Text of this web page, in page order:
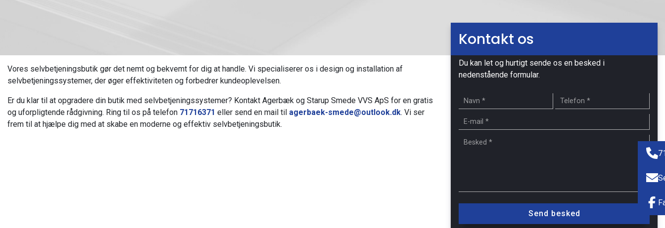
Vores selvbetjeningsbutik gør det nemt og bekvemt for dig at handle. Vi specialiserer os i design og installation af
selvbetjeningssystemer, der øger effektiviteten og forbedrer kundeoplevelsen.
Er du klar til at opgradere din butik med selvbetjeningssystemer? Kontakt Agerbæk og Starup Smede VVS ApS for en gratis
og uforpligtende rådgivning. Ring til os på telefon 71716371 eller send en mail til agerbaek-smede@outlook.dk. Vi ser
frem til at hjælpe dig med at skabe en moderne og effektiv selvbetjeningsbutik.
Kontakt os
Du kan let og hurtigt sende os en besked i
nedenstående formular.